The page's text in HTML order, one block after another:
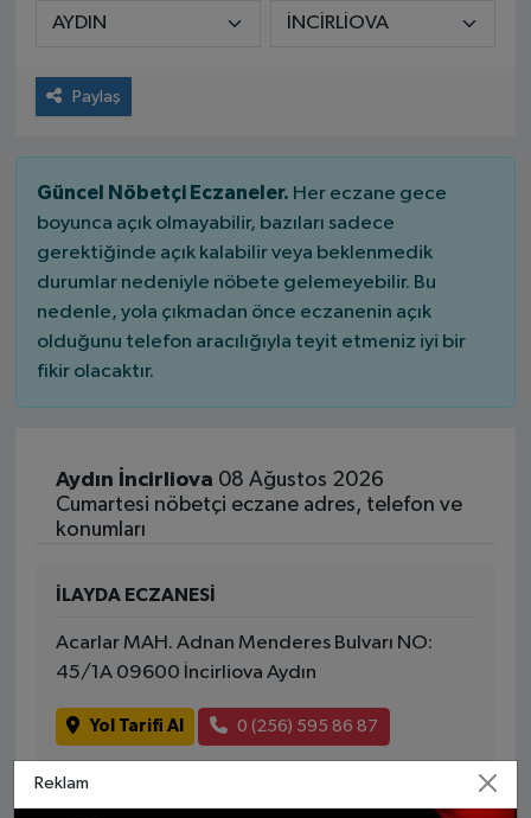
Paylaş
Güncel Nöbetçi Eczaneler. Her eczane gece
boyunca açık olmayabilir, bazıları sadece
gerektiğinde açık kalabilir veya beklenmedik
durumlar nedeniyle nöbete gelemeyebilir. Bu
nedenle, yola çıkmadan önce eczanenin açık
olduğunu telefon aracılığıyla teyit etmeniz iyi bir
fikir olacaktır.
Aydın İncirliova 08 Ağustos 2026
Cumartesi nöbetçi eczane adres, telefon ve
konumları
İLAYDA ECZANESİ
Acarlar MAH. Adnan Menderes Bulvarı NO:
45/1A 09600 İncirliova Aydın
Yol Tarifi Al 0 (256) 595 86 87
KAVRUK ECZANESİ
Reklam